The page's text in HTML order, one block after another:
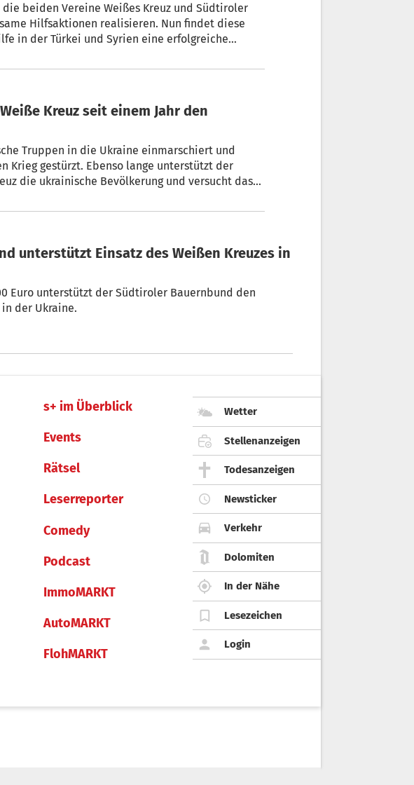
beiden Vereine Weißes Kreuz und Südtiroler
Hilfsaktionen realisieren. Nun findet diese
in der Türkei und Syrien eine erfolgreiche
über den Wiederaufbau einer Schule in
Truppen in die Ukraine einmarschiert und
Krieg gestürzt. Ebenso lange unterstützt der
die ukrainische Bevölkerung und versucht das
den Hilfseinsatz, die Solidarität der Südtiroler und
Euro unterstützt der Südtiroler Bauernbund den
der Ukraine.
s+ im Überblick
Events
Rätsel
Leserreporter
Comedy
Podcast
ImmoMARKT
AutoMARKT
FlohMARKT
Wetter
Stellenanzeigen
Todesanzeigen
Newsticker
Verkehr
Dolomiten
In der Nähe
Lesezeichen
Login